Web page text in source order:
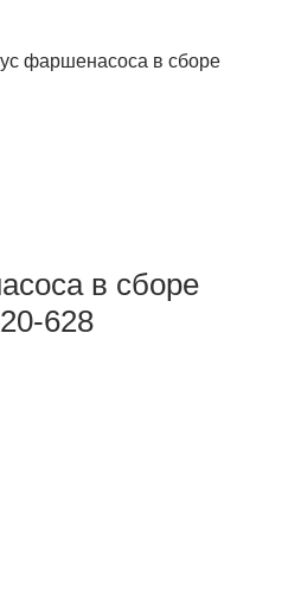
фаршенасоса в сборе
в сборе
628